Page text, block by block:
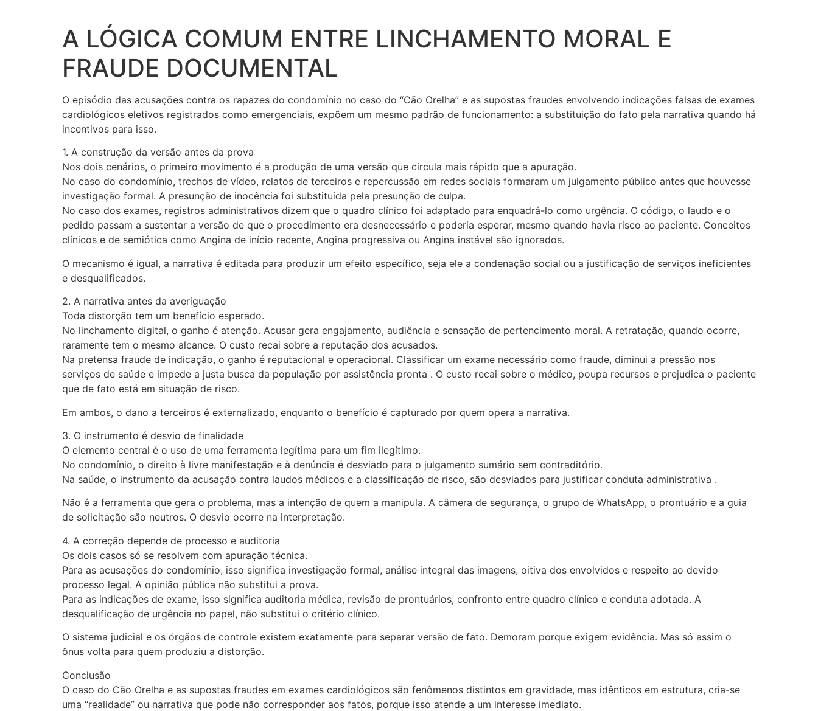
A LÓGICA COMUM ENTRE LINCHAMENTO MORAL E
FRAUDE DOCUMENTAL
O episódio das acusações contra os rapazes do condomínio no caso do “Cão Orelha” e as supostas fraudes envolvendo indicações falsas de exames
cardiológicos eletivos registrados como emergenciais, expõem um mesmo padrão de funcionamento: a substituição do fato pela narrativa quando há
incentivos para isso.
1. A construção da versão antes da prova
Nos dois cenários, o primeiro movimento é a produção de uma versão que circula mais rápido que a apuração.
No caso do condomínio, trechos de vídeo, relatos de terceiros e repercussão em redes sociais formaram um julgamento público antes que houvesse
investigação formal. A presunção de inocência foi substituída pela presunção de culpa.
No caso dos exames, registros administrativos dizem que o quadro clínico foi adaptado para enquadrá-lo como urgência. O código, o laudo e o
pedido passam a sustentar a versão de que o procedimento era desnecessário e poderia esperar, mesmo quando havia risco ao paciente. Conceitos
clínicos e de semiótica como Angina de início recente, Angina progressiva ou Angina instável são ignorados.
O mecanismo é igual, a narrativa é editada para produzir um efeito específico, seja ele a condenação social ou a justificação de serviços ineficientes
e desqualificados.
2. A narrativa antes da averiguação
Toda distorção tem um benefício esperado.
No linchamento digital, o ganho é atenção. Acusar gera engajamento, audiência e sensação de pertencimento moral. A retratação, quando ocorre,
raramente tem o mesmo alcance. O custo recai sobre a reputação dos acusados.
Na pretensa fraude de indicação, o ganho é reputacional e operacional. Classificar um exame necessário como fraude, diminui a pressão nos
serviços de saúde e impede a justa busca da população por assistência pronta . O custo recai sobre o médico, poupa recursos e prejudica o paciente
que de fato está em situação de risco.
Em ambos, o dano a terceiros é externalizado, enquanto o benefício é capturado por quem opera a narrativa.
3. O instrumento é desvio de finalidade
O elemento central é o uso de uma ferramenta legítima para um fim ilegítimo.
No condomínio, o direito à livre manifestação e à denúncia é desviado para o julgamento sumário sem contraditório.
Na saúde, o instrumento da acusação contra laudos médicos e a classificação de risco, são desviados para justificar conduta administrativa .
Não é a ferramenta que gera o problema, mas a intenção de quem a manipula. A câmera de segurança, o grupo de WhatsApp, o prontuário e a guia
de solicitação são neutros. O desvio ocorre na interpretação.
4. A correção depende de processo e auditoria
Os dois casos só se resolvem com apuração técnica.
Para as acusações do condomínio, isso significa investigação formal, análise integral das imagens, oitiva dos envolvidos e respeito ao devido
processo legal. A opinião pública não substitui a prova.
Para as indicações de exame, isso significa auditoria médica, revisão de prontuários, confronto entre quadro clínico e conduta adotada. A
desqualificação de urgência no papel, não substitui o critério clínico.
O sistema judicial e os órgãos de controle existem exatamente para separar versão de fato. Demoram porque exigem evidência. Mas só assim o
ônus volta para quem produziu a distorção.
Conclusão
O caso do Cão Orelha e as supostas fraudes em exames cardiológicos são fenômenos distintos em gravidade, mas idênticos em estrutura, cria-se
uma “realidade” ou narrativa que pode não corresponder aos fatos, porque isso atende a um interesse imediato.